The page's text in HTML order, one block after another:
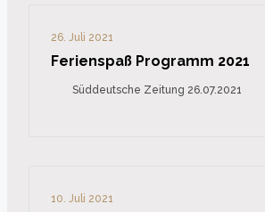
26. Juli 2021
Ferienspaß Programm 2021
Süddeutsche Zeitung 26.07.2021
10. Juli 2021